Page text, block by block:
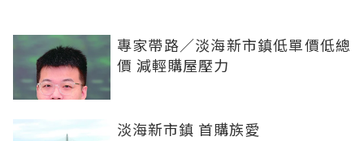
專家帶路／淡海新市鎮低單價低總
價 減輕購屋壓力
淡海新市鎮 首購族愛